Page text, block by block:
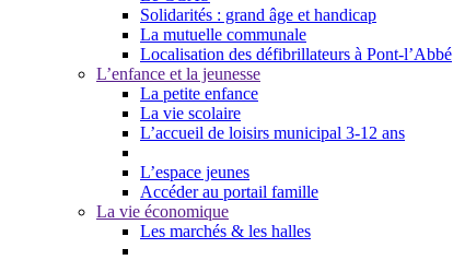
Solidarités : grand âge et handicap
La mutuelle communale
Localisation des défibrillateurs à Pont-l’Abbé
L’enfance et la jeunesse
La petite enfance
La vie scolaire
L’accueil de loisirs municipal 3-12 ans
L’espace jeunes
Accéder au portail famille
La vie économique
Les marchés & les halles